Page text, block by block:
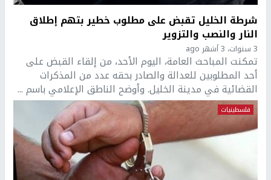
شرطة الخليل تقبض على مطلوب خطير بتهم إطلاق
النار والنصب والتزوير
3 سنوات، 3 أشهر ago
تمكنت المباحث العامة، اليوم الأحد، من إلقاء القبض على
أحد المطلوبين للعدالة والصادر بحقه عدد من المذكرات
القضائية في مدينة الخليل. وأوضح الناطق الإعلامي باسم ...
فلسطينيات